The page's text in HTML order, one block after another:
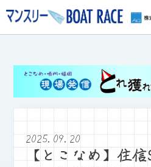
2025.09.20
【とこなめ】住信